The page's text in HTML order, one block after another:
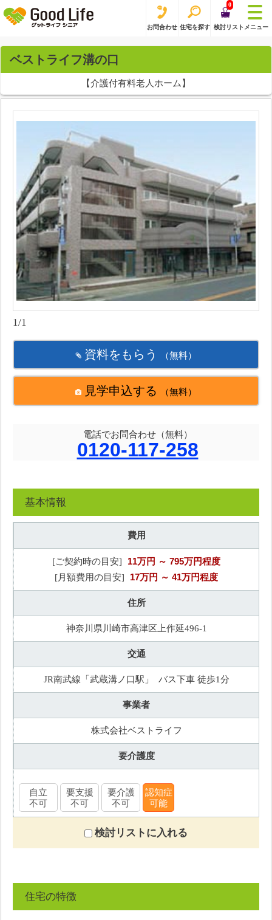
お問合わせ 住宅を探す
0
検討リスト メニュー
ベストライフ溝の口
【介護付有料老人ホーム】
1/1
資料をもらう （無料）
見学申込する （無料）
電話でお問合わせ（無料）
0120-117-258
基本情報
費用
[ご契約時の目安] 11万円 ～ 795万円程度
[月額費用の目安] 17万円 ～ 41万円程度
住所
神奈川県川崎市高津区上作延496-1
交通
JR南武線「武蔵溝ノ口駅」 バス下車 徒歩1分
事業者
株式会社ベストライフ
要介護度
自立
不可
要支援
不可
要介護
不可
認知症
可能
検討リストに入れる
住宅の特徴